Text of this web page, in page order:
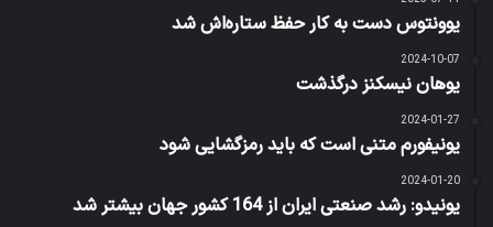
یوونتوس دست به کار حفظ ستاره‌اش شد
2024-10-07
یوهان نیسکنز درگذشت
2024-01-27
یونیفورم متنی است که باید رمزگشایی شود
2024-01-20
یونیدو: رشد صنعتی ایران از 164 کشور جهان بیشتر شد